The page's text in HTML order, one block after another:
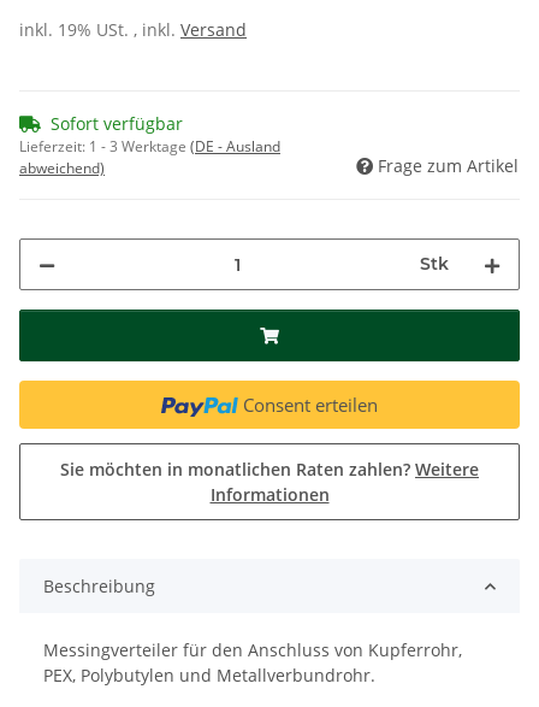
inkl. 19% USt. , inkl. Versand
Sofort verfügbar
Lieferzeit: 1 - 3 Werktage (DE - Ausland
abweichend)
Frage zum Artikel
Stk
Consent erteilen
Sie möchten in monatlichen Raten zahlen? Weitere
Informationen
Beschreibung
Messingverteiler für den Anschluss von Kupferrohr,
PEX, Polybutylen und Metallverbundrohr.